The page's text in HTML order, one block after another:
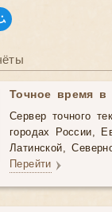
Точное время в
Сервер точного
городах России,
Латинской,
Перейти